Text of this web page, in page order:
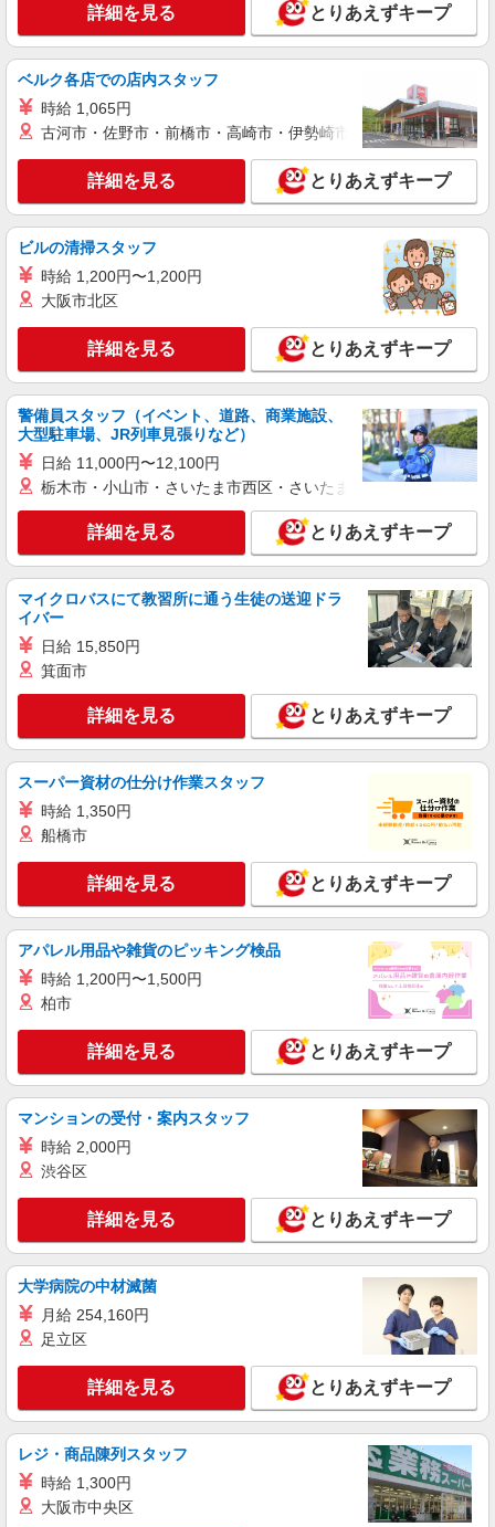
シニア向けマンションで見守り・食事配膳など
＊甲斐市＊。日払可
時給1500円〜2125円 ＜日払い有/週払い有/交
通費全支給(ガソリン代含む)＞
キープ 詳細を見る
派遣社員
株式会社kotrio /●MT-H-2012243
甲斐市｜未経験でも大丈夫◎研修が手厚い有料
住宅の介護♪
時給1500円〜2125円 ＜日払い有/週払い有/交
甲斐市内 ≪車通勤OK≫
キープ 詳細を見る
株式会社kotrio /●MT-H-2067468
いつもの家事がお仕事に！？少人数の福祉施設
で日常サポート！
時給1500円〜2125円 ＜日払い有/週払い有/交
通費全支給(ガソリン代含む)＞
甲斐市内 ≪車通勤OK≫
キープ 詳細を見る
派遣社員
株式会社kotrio /●MT-H-1815926
[ 綺麗 ]高級シニアマンションで生活ケア/見守
りなど/甲斐市
時給1500円〜2125円 ＜日払い有/週払い有/交
キープ 詳細を見る
派遣社員
株式会社kotrio /●MT-H-2009210
向かう先は、笑顔の待つ場所！デイサービスの
時給1500円〜2125円 ＜日払い有/週払い有/交
通費全支給(ガソリン代含む)＞
甲斐市内 ≪車通勤OK≫
キープ 詳細を見る
派遣社員
株式会社kotrio /●MT-H-2094147
未経験大歓迎のデイサービスSTAFF＊運転で
きる方求む！甲斐市
時給1500円〜2125円 ＜日払い有/週払い有/交
通費全支給(ガソリン代含む)＞
詳細を見る
派遣社員
株式会社kotrio /●MT-H-2067093
甲斐市≫家庭的でこぢんまりしたグルホ＊家事
時給1500円〜2125円 ＜日払い有/週払い有/交
詳細を見る とりあえずキープ
ベルク各店での店内スタッフ
時給 1,065円
古河市・佐野市・前橋市・高崎市・伊勢崎市・太田市・館林市
詳細を見る とりあえずキープ
ビルの清掃スタッフ
時給 1,200円〜1,200円
大阪市北区
詳細を見る とりあえずキープ
警備員スタッフ（イベント、道路、商業施設、
大型駐車場、JR列車見張りなど）
日給 11,000円〜12,100円
栃木市・小山市・さいたま市西区・さいたま市岩槻区・久喜市・
詳細を見る とりあえずキープ
マイクロバスにて教習所に通う生徒の送迎ドラ
イバー
日給 15,850円
箕面市
詳細を見る とりあえずキープ
スーパー資材の仕分け作業スタッフ
時給 1,350円
船橋市
詳細を見る とりあえずキープ
アパレル用品や雑貨のピッキング検品
時給 1,200円〜1,500円
柏市
詳細を見る とりあえずキープ
マンションの受付・案内スタッフ
時給 2,000円
渋谷区
詳細を見る とりあえずキープ
大学病院の中材滅菌
月給 254,160円
足立区
詳細を見る とりあえずキープ
レジ・商品陳列スタッフ
時給 1,300円
大阪市中央区